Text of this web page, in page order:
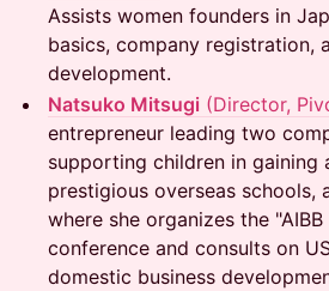
Assists women founders in
basics, company registration,
development.
Natsuko Mitsugi (Director,
entrepreneur leading two
supporting children in gaining
prestigious overseas schools,
where she organizes the
conference and consults on
domestic business